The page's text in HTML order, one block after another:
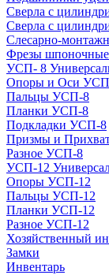
Сверла с
Сверла с
Слесарно-
Фрезы
УСП- 8
Опоры и Оси
Пальцы УСП-8
Планки УСП-8
Подкладки УСП-8
Призмы и
Разное УСП-8
УСП-12
Опоры УСП-12
Пальцы УСП-12
Планки УСП-12
Разное УСП-12
Хозяйственный
Замки
Инвентарь